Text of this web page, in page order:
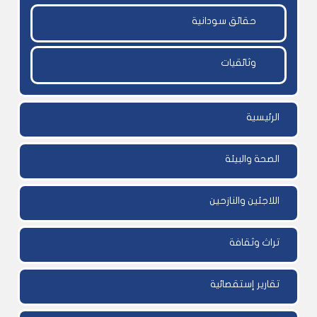
حقائق سودانية
وثائقيات
الرئيسية
الصحة والبيئة
اللاجئين والنازحين
تراث وثقافة
تقارير إستقصائية